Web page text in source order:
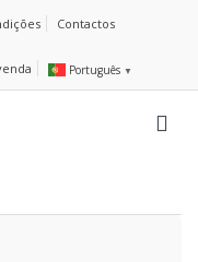
Contactos
Português ▼